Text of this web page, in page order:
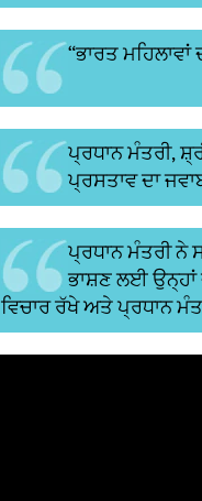
“ਭਾਰਤ
ਪ੍ਰਧਾਨ ਮੰਤਰੀ,
ਪ੍ਰਸਤਾਵ ਦਾ
ਪ੍ਰਧਾਨ ਮੰਤਰੀ
ਭਾਸ਼ਣ ਲਈ ਉਨ੍ਹਾਂ
ਵਿਚਾਰ ਰੱਖੇ ਅਤੇ ਪ੍ਰਧਾਨ